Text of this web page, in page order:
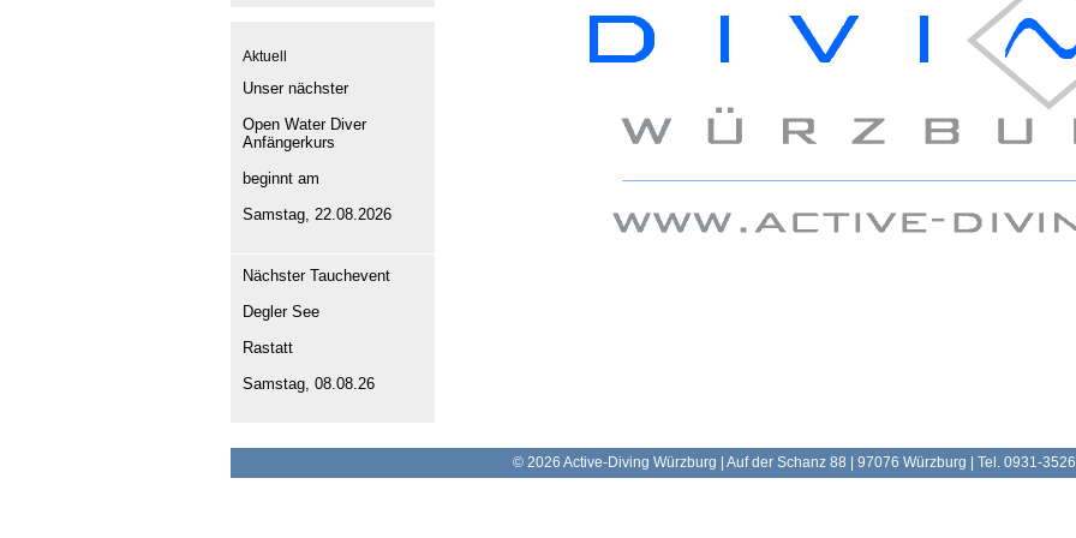
Aktuell
Unser nächster
Open Water Diver
Anfängerkurs
beginnt am
Samstag, 22.08.2026
Nächster Tauchevent
Degler See
Rastatt
Samstag, 08.08.26
© 2026 Active-Diving Würzburg | Auf der Schanz 88 | 97076 Würzburg | Tel. 0931-